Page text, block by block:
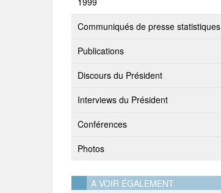
Communiqués de presse statistiques
Publications
Discours du Président
Interviews du Président
Conférences
Photos
A VOIR ÉGALEMENT